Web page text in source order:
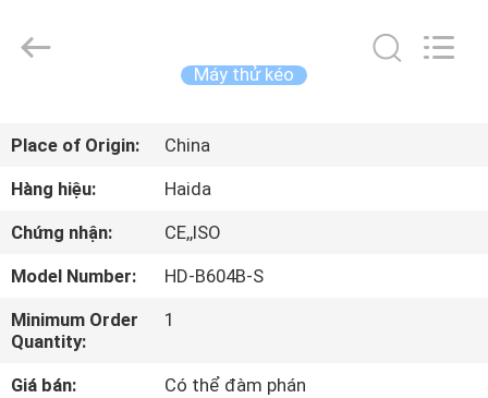
CHỦ
CÁC
SẢN
Equipment
Máy thử kéo
Place of Origin:
China
Hàng hiệu:
Haida
Chứng nhận:
CE,,ISO
Model Number:
HD-B604B-S
Minimum Order
Quantity:
1
Giá bán:
Có thể đàm phán